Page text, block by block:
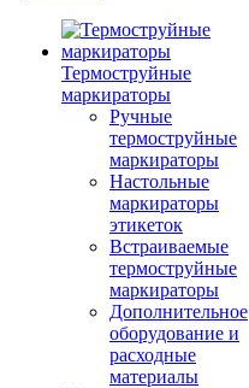
Термоструйные
маркираторы
Ручные
термоструйные
маркираторы
Настольные
маркираторы
этикеток
Встраиваемые
термоструйные
маркираторы
Дополнительное
оборудование и
расходные
материалы